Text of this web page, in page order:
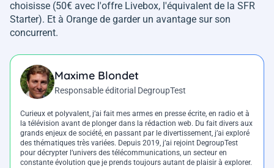
choisisse (50€ avec l'offre Livebox, l'équivalent de la SFR
Starter). Et à Orange de garder un avantage sur son
concurrent.
Maxime Blondet
Responsable éditorial DegroupTest
Curieux et polyvalent, j’ai fait mes armes en presse écrite, en radio et à
la télévision avant de plonger dans la rédaction web. Du fait divers aux
grands enjeux de société, en passant par le divertissement, j’ai exploré
des thématiques très variées. Depuis 2019, j’ai rejoint DegroupTest
pour décrypter l’univers des télécommunications, un secteur en
constante évolution que je prends toujours autant de plaisir à explorer.